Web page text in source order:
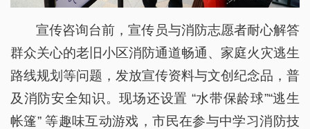
宣传咨询台前，宣传员与消防志愿者耐心解答
群众关心的老旧小区消防通道畅通、家庭火灾逃生
路线规划等问题，发放宣传资料与文创纪念品，普
及消防安全知识。现场还设置 “水带保龄球”“逃生
帐篷” 等趣味互动游戏，市民在参与中学习消防技